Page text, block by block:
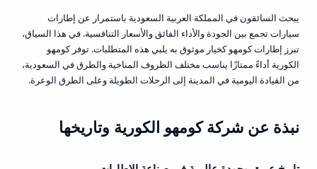
يبحث السائقون في المملكة العربية السعودية باستمرار عن إطارات
سيارات تجمع بين الجودة والأداء الفائق والأسعار التنافسية. في هذا السياق،
تبرز إطارات كومهو كخيار موثوق به يلبي هذه المتطلبات. توفر كومهو
الكورية أداءً ممتازًا يناسب مختلف الظروف المناخية والطرق في السعودية،
من القيادة اليومية في المدينة إلى الرحلات الطويلة وعلى الطرق الوعرة.
نبذة عن شركة كومهو الكورية وتاريخها